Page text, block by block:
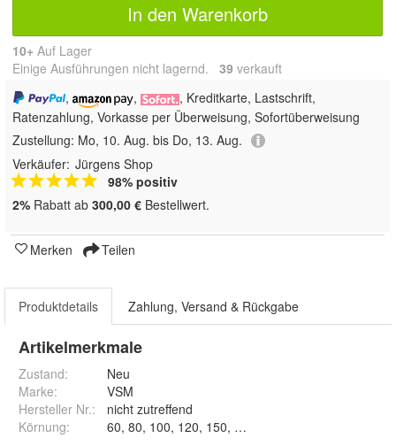
In den Warenkorb
10+ Auf Lager
Einige Ausführungen nicht lagernd. 39 verkauft
,
,
, Kreditkarte, Lastschrift,
Ratenzahlung, Vorkasse per Überweisung, Sofortüberweisung
Zustellung: Mo, 10. Aug. bis Do, 13. Aug.
Verkäufer: Jürgens Shop
98% positiv
2% Rabatt ab 300,00 € Bestellwert.
Merken Teilen
Produktdetails Zahlung, Versand & Rückgabe
Artikelmerkmale
Zustand:
Neu
Marke:
VSM
Hersteller Nr.:
nicht zutreffend
Körnung: